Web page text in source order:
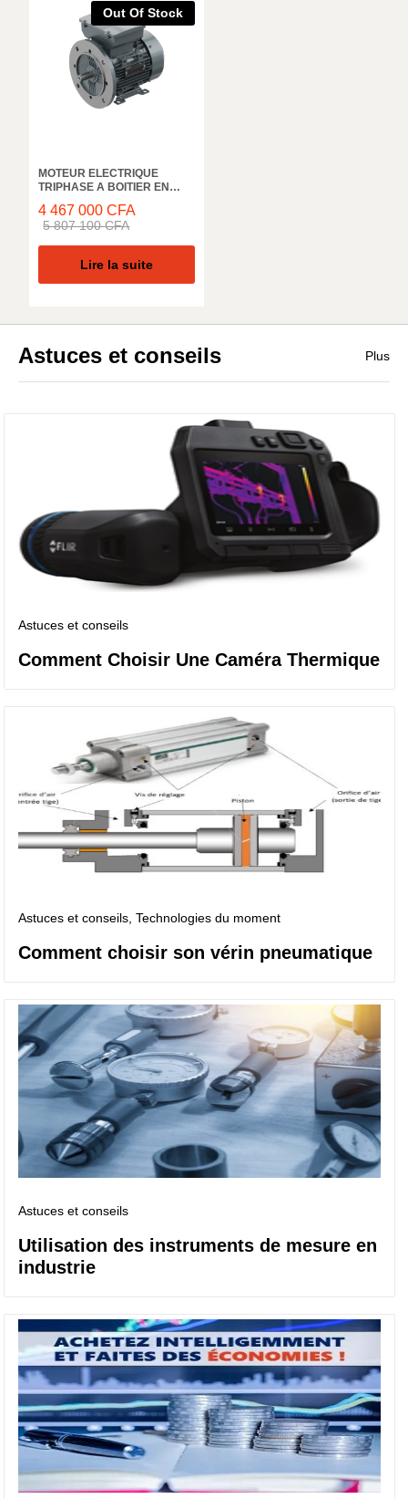
Out Of Stock
MOTEUR ELECTRIQUE
TRIPHASE A BOITIER EN
3EG250M8C, 1000 TR/MIN,
55KW, 50HZ, IE3 IP55
4 467 000CFA
5 807 100CFA
Lire la suite
Astuces et conseils Plus
Astuces et conseils
Comment Choisir Une Caméra Thermique
Astuces et conseils , Technologies du moment
Comment choisir son vérin pneumatique
Astuces et conseils
Utilisation des instruments de mesure en
industrie